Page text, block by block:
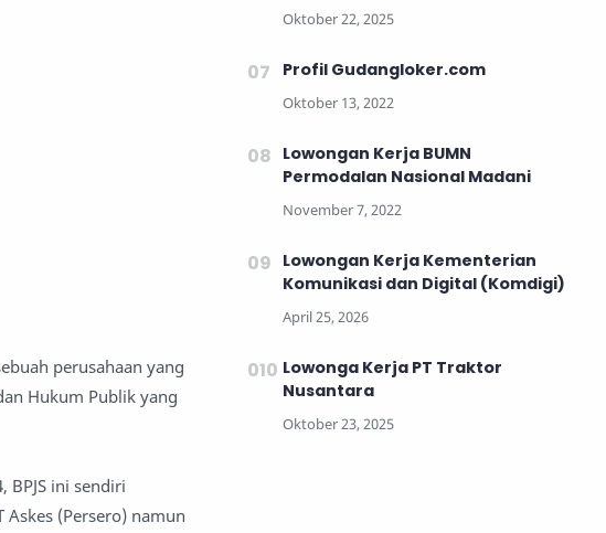
perusahaan yang
Hukum Publik yang
BPJS ini sendiri
(Persero) namun
Profil Gudangloker.com
Lowongan Kerja BUMN
Permodalan Nasional Madani
Lowongan Kerja Kementerian
Komunikasi dan Digital (Komdigi)
Lowonga Kerja PT Traktor
Nusantara